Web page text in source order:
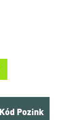
Kód Pozink